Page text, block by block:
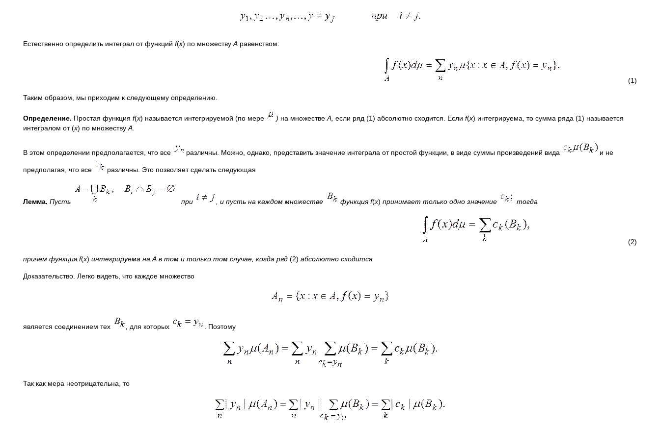
Естественно определить интеграл от функций f(х) по множеству А равенством:
(1)
Таким образом, мы приходим к следующему определению.
Определение. Простая функция f(x) называется интегрируемой (по мере ) на множестве А, если ряд (1) абсолютно сходится. Если f(x) интегрируема, то сумма ряда (1) называется
интегралом от (x) по множеству А.
В этом определении предполагается, что все различны. Можно, однако, представить значение интеграла от простой функции, в виде суммы произведений вида и не
предполагая, что все различны. Это позволяет сделать следующая
Лемма. Пусть при , и пусть на каждом множестве функцияf(x) принимает только одно значение тогда
(2)
причем функцияf(x) интегрируема на А в том и только том случае, когда ряд (2) абсолютно сходится.
Доказательство. Легко видеть, что каждое множество
является соединением тех для которых . Поэтому
Так как мера неотрицательна, то